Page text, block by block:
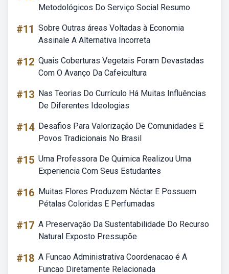
Metodológicos Do Serviço Social Resumo
#11 Sobre Outras áreas Voltadas à Economia
Assinale A Alternativa Incorreta
#12 Quais Coberturas Vegetais Foram Devastadas
Com O Avanço Da Cafeicultura
#13 Nas Teorias Do Currículo Há Muitas Influências
De Diferentes Ideologias
#14 Desafios Para Valorização De Comunidades E
Povos Tradicionais No Brasil
#15 Uma Professora De Quimica Realizou Uma
Experiencia Com Seus Estudantes
#16 Muitas Flores Produzem Néctar E Possuem
Pétalas Coloridas E Perfumadas
#17 A Preservação Da Sustentabilidade Do Recurso
Natural Exposto Pressupõe
#18 A Funcao Administrativa Coordenacao é A
Funcao Diretamente Relacionada